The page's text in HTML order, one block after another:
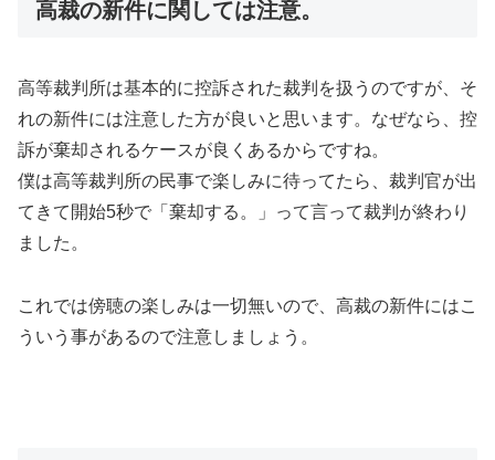
高裁の新件に関しては注意。
高等裁判所は基本的に控訴された裁判を扱うのですが、そ
れの新件には注意した方が良いと思います。なぜなら、控
訴が棄却されるケースが良くあるからですね。
僕は高等裁判所の民事で楽しみに待ってたら、裁判官が出
てきて開始5秒で「棄却する。」って言って裁判が終わり
ました。
これでは傍聴の楽しみは一切無いので、高裁の新件にはこ
ういう事があるので注意しましょう。